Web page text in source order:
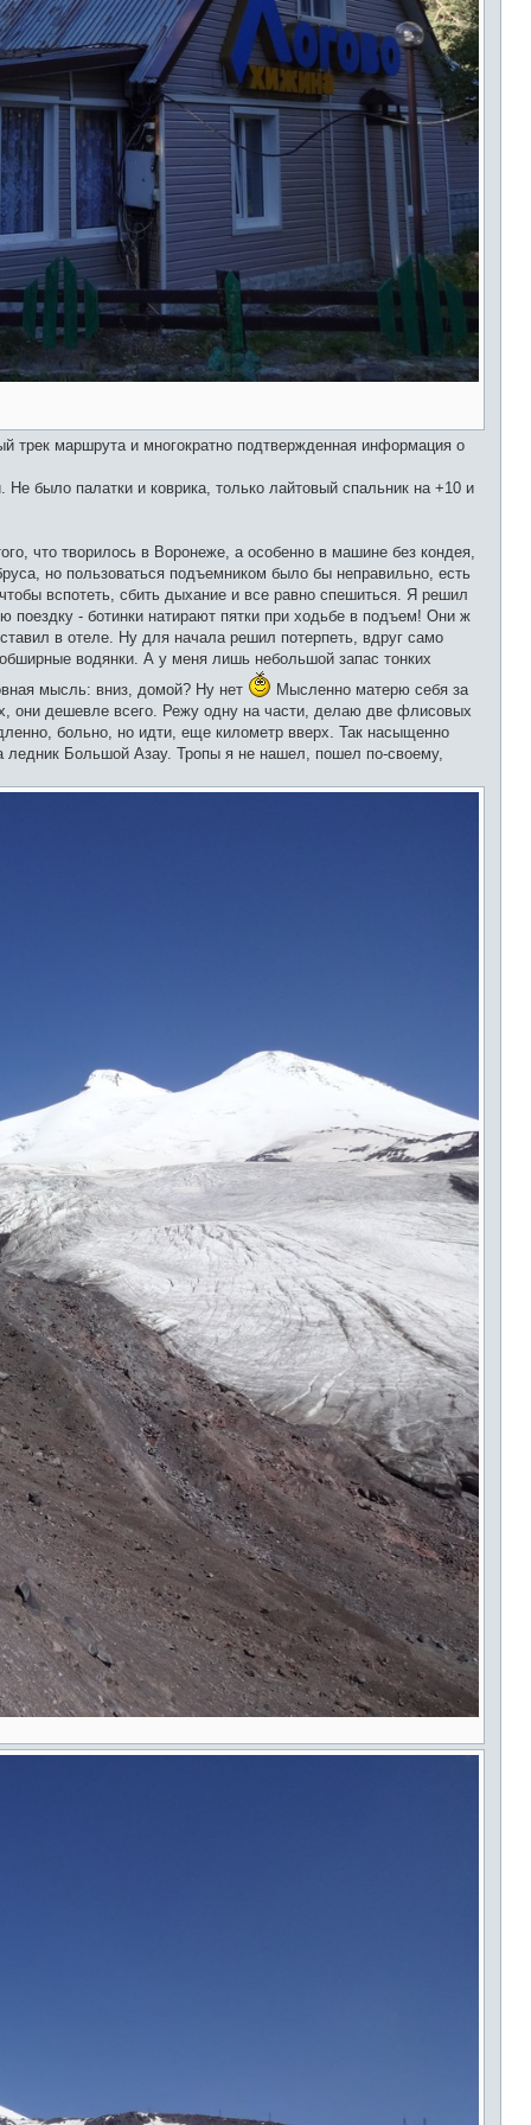
трек маршрута и многократно подтвержденная информация о
было палатки и коврика, только лайтовый спальник на +10 и
что творилось в Воронеже, а особенно в машине без кондея,
но пользоваться подъемником было бы неправильно, есть
вспотеть, сбить дыхание и все равно спешиться. Я решил
- ботинки натирают пятки при ходьбе в подъем! Они ж
в отеле. Ну для начала решил потерпеть, вдруг само
водянки. А у меня лишь небольшой запас тонких
мысль: вниз, домой? Ну нет
Мысленно матерю себя за
они дешевле всего. Режу одну на части, делаю две флисовых
больно, но идти, еще километр вверх. Так насыщенно
ледник Большой Азау. Тропы я не нашел, пошел по-своему,